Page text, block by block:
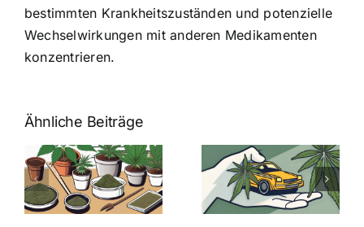
bestimmten Krankheitszuständen und potenzielle
Wechselwirkungen mit anderen Medikamenten
konzentrieren.
Ähnliche Beiträge
Neue THC-
Grenzwert-
Regelung:
Was Sie über
Cannabis und
Cannabis
Samen
kaufen: Alles
was Sie